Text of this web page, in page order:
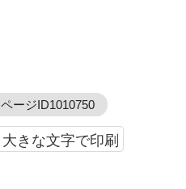
ページID1010750
大きな文字で印刷